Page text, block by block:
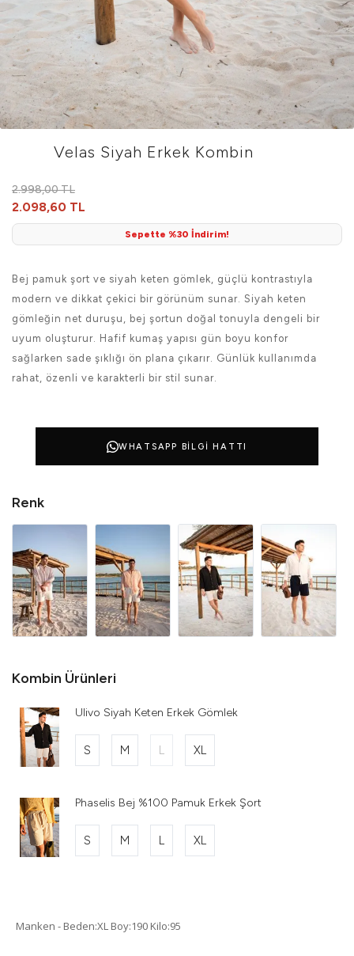
Velas Siyah Erkek Kombin
2.998,00 TL
2.098,60 TL
Sepette %30 İndirim!
Bej pamuk şort ve siyah keten gömlek, güçlü kontrastıyla
modern ve dikkat çekici bir görünüm sunar. Siyah keten
gömleğin net duruşu, bej şortun doğal tonuyla dengeli bir
uyum oluşturur. Hafif kumaş yapısı gün boyu konfor
sağlarken sade şıklığı ön plana çıkarır. Günlük kullanımda
rahat, özenli ve karakterli bir stil sunar.
WHATSAPP BILGI HATTI
Renk
Kombin Ürünleri
Ulivo Siyah Keten Erkek Gömlek
S M L XL
Phaselis Bej %100 Pamuk Erkek Şort
S M L XL
Manken - Beden:XL Boy:190 Kilo:95